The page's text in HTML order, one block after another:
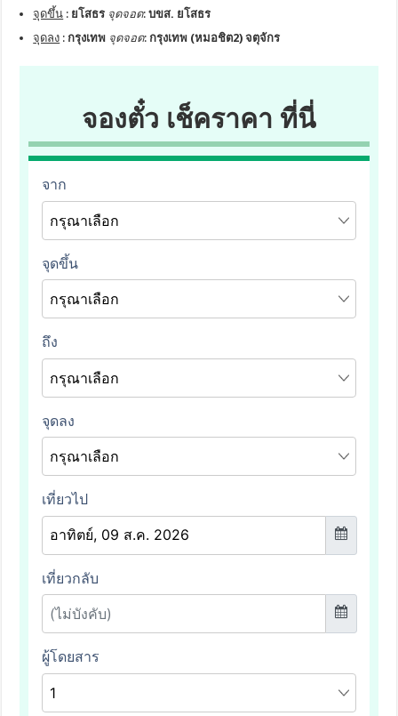
จุดขึ้น : ยโสธร จุดจอด:บขส. ยโสธร
จุดลง :กรุงเทพ จุดจอด:กรุงเทพ (หมอชิต2) จตุจักร
จองตั๋ว เช็คราคา ที่นี่